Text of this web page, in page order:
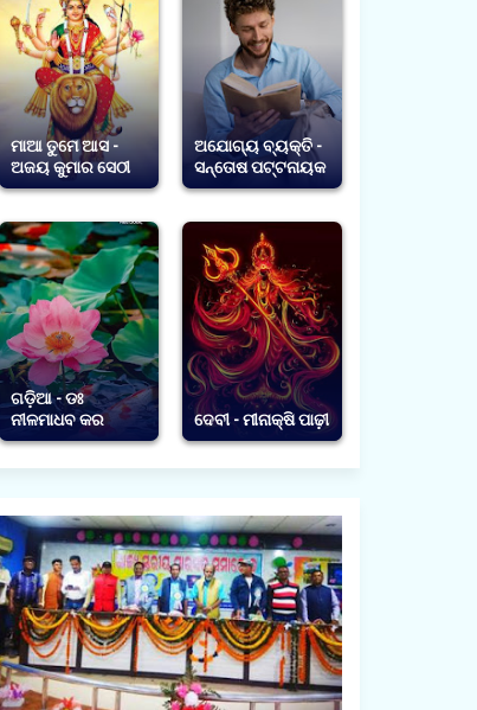
ମାଆ ତୁମେ ଆସ -
ଅଜୟ କୁମାର ସେଠୀ
ଅଯୋଗ୍ୟ ବ୍ୟକ୍ତି -
ସନ୍ତୋଷ ପଟ୍ଟନାୟକ
ଗଡ଼ିଆ - ଡଃ
ନୀଳମାଧବ କର
ଦେବୀ - ମୀନାକ୍ଷି ପାଢ଼ୀ